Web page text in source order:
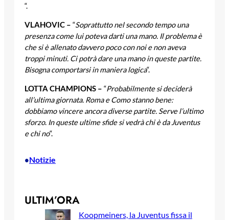
“.
VLAHOVIC – “Soprattutto nel secondo tempo una
presenza come lui poteva darti una mano. Il problema è
che si è allenato davvero poco con noi e non aveva
troppi minuti. Ci potrà dare una mano in queste partite.
Bisogna comportarsi in maniera logica“.
LOTTA CHAMPIONS – “Probabilmente si deciderà
all’ultima giornata. Roma e Como stanno bene:
dobbiamo vincere ancora diverse partite. Serve l’ultimo
sforzo. In queste ultime sfide si vedrà chi è da Juventus
e chi no“.
•Notizie
ULTIM’ORA
Koopmeiners, la Juventus fissa il